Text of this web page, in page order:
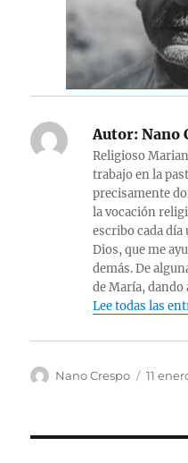
Autor: Nano
Religioso
trabajo en la
precisamente
la vocación
escribo cada día
Dios, que me
demás. De
de María, dando
Lee todas las
Autor
Nano Crespo 11